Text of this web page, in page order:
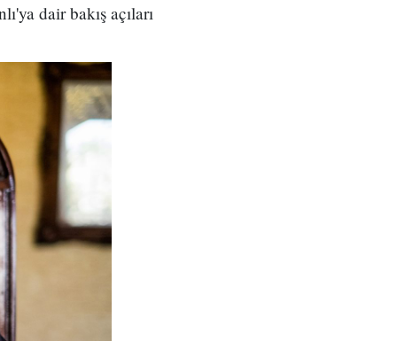
dair bakış açıları